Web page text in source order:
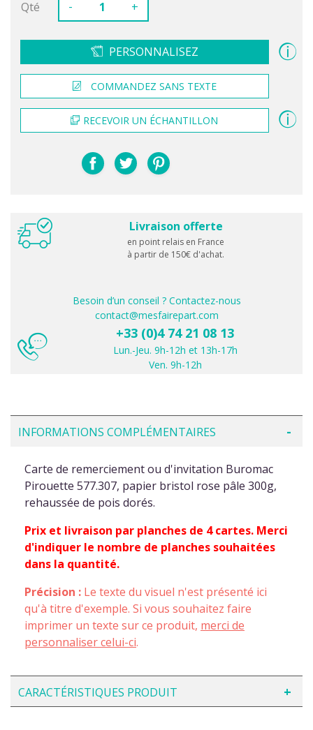
Qté - +
PERSONNALISEZ
COMMANDEZ SANS TEXTE
RECEVOIR UN ÉCHANTILLON
Livraison offerte
en point relais en France
à partir de 150€ d'achat.
Besoin d’un conseil ? Contactez-nous
contact@mesfairepart.com
+33 (0)4 74 21 08 13
Lun.-Jeu. 9h-12h et 13h-17h
Ven. 9h-12h
INFORMATIONS COMPLÉMENTAIRES
Carte de remerciement ou d'invitation Buromac
Pirouette 577.307, papier bristol rose pâle 300g,
rehaussée de pois dorés.
Prix et livraison par planches de 4 cartes. Merci
d'indiquer le nombre de planches souhaitées
dans la quantité.
Précision : Le texte du visuel n'est présenté ici
qu'à titre d'exemple. Si vous souhaitez faire
imprimer un texte sur ce produit, merci de
personnaliser celui-ci.
CARACTÉRISTIQUES PRODUIT